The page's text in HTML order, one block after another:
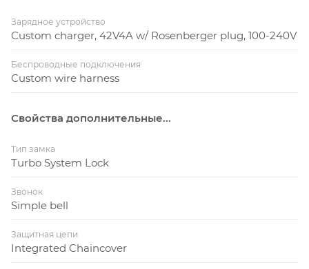
Зарядное устройство
Custom charger, 42V4A w/ Rosenberger plug, 100-240V
Беспроводные подключения
Custom wire harness
Свойства дополнительные...
Тип замка
Turbo System Lock
Звонок
Simple bell
Защитная цепи
Integrated Chaincover